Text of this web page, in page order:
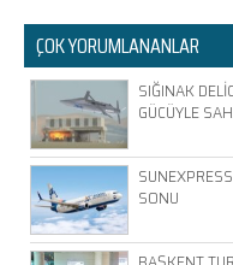
ÇOK YORUMLANANLAR
SIĞINAK
GÜCÜYLE
SONU